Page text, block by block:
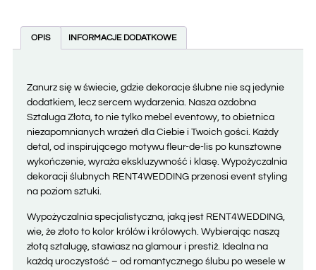
OPIS INFORMACJE DODATKOWE
Zanurz się w świecie, gdzie dekoracje ślubne nie są jedynie
dodatkiem, lecz sercem wydarzenia. Nasza ozdobna
Sztaluga Złota, to nie tylko mebel eventowy, to obietnica
niezapomnianych wrażeń dla Ciebie i Twoich gości. Każdy
detal, od inspirującego motywu fleur-de-lis po kunsztowne
wykończenie, wyraża ekskluzywność i klasę. Wypożyczalnia
dekoracji ślubnych RENT4WEDDING przenosi event styling
na poziom sztuki.
Wypożyczalnia specjalistyczna, jaką jest RENT4WEDDING,
wie, że złoto to kolor królów i królowych. Wybierając naszą
złotą sztalugę, stawiasz na glamour i prestiż. Idealna na
każdą uroczystość – od romantycznego ślubu po wesele w